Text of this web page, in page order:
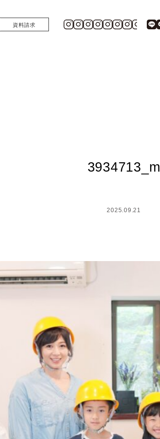
資料請求
3934713_m
2025.09.21